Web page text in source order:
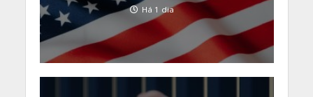
Há 1 dia